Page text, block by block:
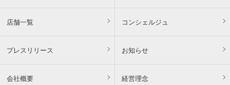
店舗一覧 コンシェルジュ
プレスリリース お知らせ
会社概要 経営理念